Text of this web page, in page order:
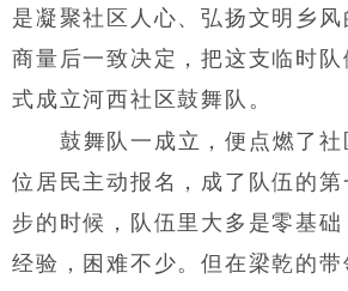
是凝聚社区人心、弘扬文明乡风
商量后一致决定，把这支临时
式成立河西社区鼓舞队。
鼓舞队一成立，便点燃了社
位居民主动报名，成了队伍的第
步的时候，队伍里大多是零基
经验，困难不少。但在梁乾的